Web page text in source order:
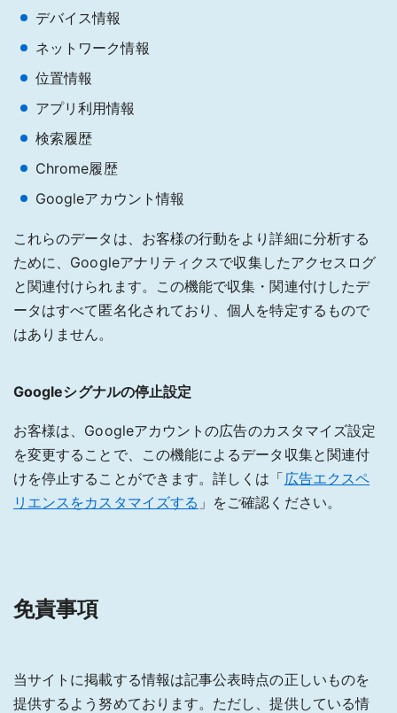
デバイス情報
ネットワーク情報
位置情報
アプリ利用情報
検索履歴
Chrome履歴
Googleアカウント情報
これらのデータは、お客様の行動をより詳細に分析する
ために、Googleアナリティクスで収集したアクセスログ
と関連付けられます。この機能で収集・関連付けしたデ
ータはすべて匿名化されており、個人を特定するもので
はありません。
Googleシグナルの停止設定
お客様は、Googleアカウントの広告のカスタマイズ設定
を変更することで、この機能によるデータ収集と関連付
けを停止することができます。詳しくは「 広告エクスペ
リエンスをカスタマイズする 」をご確認ください。
免責事項
当サイトに掲載する情報は記事公表時点の正しいものを
提供するよう努めております。ただし、提供している情